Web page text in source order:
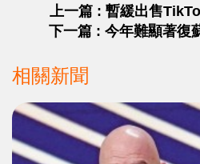
上一篇 : 暫緩出售
下一篇 : 今年難顯著復
相關新聞